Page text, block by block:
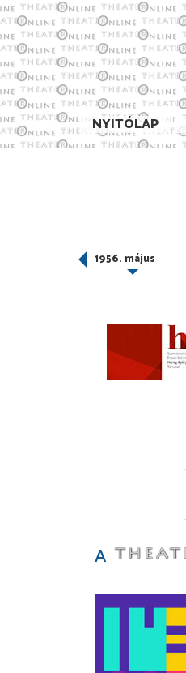
NYITÓLAP
1956. május
A